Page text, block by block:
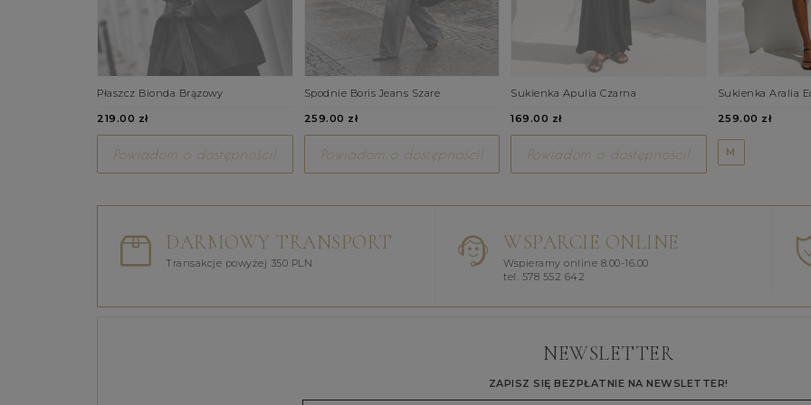
Płaszcz Bionda Brązowy
219.00 zł
Powiadom o dostępności!
Spodnie Boris Jeans Szare
259.00 zł
Powiadom o dostępności!
Sukienka Apulia Czarna
169.00 zł
Powiadom o dostępności!
Sukienka Aralia
259.00 zł
M
DARMOWY TRANSPORT
Transakcje powyżej 350 PLN
WSPARCIE ONLINE
Wspieramy online 8.00-16.00
tel. 578 552 642
NEWSLETTER
ZAPISZ SIĘ BEZPŁATNIE NA NEWSLETTER!